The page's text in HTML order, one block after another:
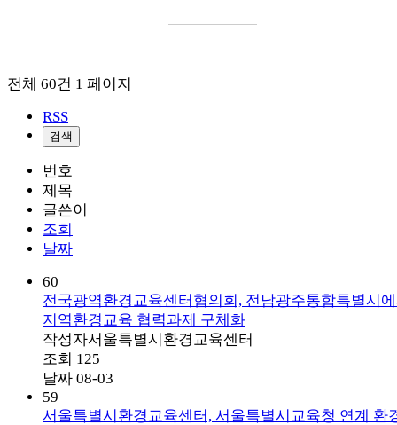
전체 60건 1 페이지
RSS
검색
번호
제목
글쓴이
조회
날짜
60
전국광역환경교육센터협의회, 전남광주통합특별시
지역환경교육 협력과제 구체화
작성자서울특별시환경교육센터
조회 125
날짜 08-03
59
서울특별시환경교육센터, 서울특별시교육청 연계 환